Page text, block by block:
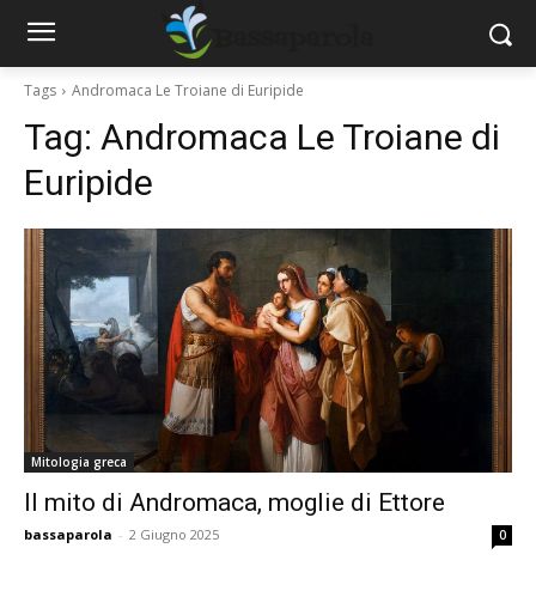
Tags Andromaca Le Troiane di Euripide
Tag: Andromaca Le Troiane di
Euripide
Mitologia greca
Il mito di Andromaca, moglie di Ettore
bassaparola - 2 Giugno 2025 0